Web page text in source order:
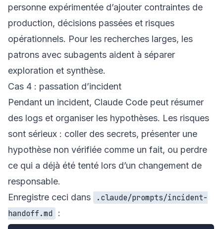
personne expérimentée d’ajouter contraintes de
production, décisions passées et risques
opérationnels. Pour les recherches larges, les
patrons avec subagents aident à séparer
exploration et synthèse.
Cas 4 : passation d’incident
Pendant un incident, Claude Code peut résumer
des logs et organiser les hypothèses. Les risques
sont sérieux : coller des secrets, présenter une
hypothèse non vérifiée comme un fait, ou perdre
ce qui a déjà été tenté lors d’un changement de
responsable.
Enregistre ceci dans
.claude/prompts/incident-
handoff.md
: